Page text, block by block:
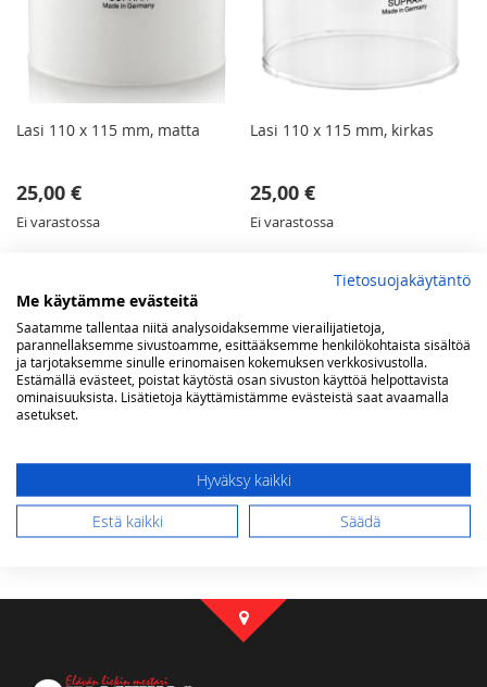
Lasi 110 x 115 mm, matta
25,00 €
Ei varastossa
Lasi 110 x 115 mm, kirkas
25,00 €
Ei varastossa
VERTAA TUOTTEITA
Sinulla ei vertailtavia tuotteita.
OMA TOIVELISTA
Sinulla ei ole tuotteita toivelistallasi.
Tietosuojakäytäntö
Me käytämme evästeitä
Saatamme tallentaa niitä analysoidaksemme vierailijatietoja,
parannellaksemme sivustoamme, esittääksemme henkilökohtaista sisältöä
ja tarjotaksemme sinulle erinomaisen kokemuksen verkkosivustolla.
Estämällä evästeet, poistat käytöstä osan sivuston käyttöä helpottavista
ominaisuuksista. Lisätietoja käyttämistämme evästeistä saat avaamalla
asetukset.
Hyväksy kaikki
Estä kaikki
Säädä